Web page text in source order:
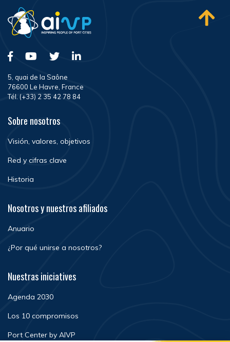
5, quai de la Saône
76600 Le Havre, France
Tél. (+33) 2 35 42 78 84
Sobre nosotros
Visión, valores, objetivos
Red y cifras clave
Historia
Nosotros y nuestros afiliados
Anuario
¿Por qué unirse a nosotros?
Nuestras iniciatives
Agenda 2030
Los 10 compromisos
Port Center by AIVP